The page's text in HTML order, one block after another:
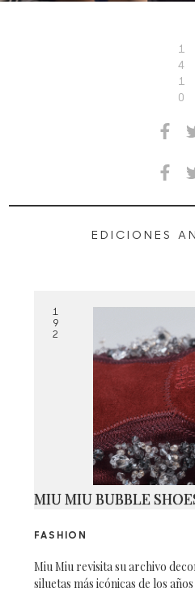
1
4
1
0
EDICIONES
1
9
2
MIU MIU BUBBLE
FASHION
Miu Miu revisita su archivo
siluetas más icónicas de los